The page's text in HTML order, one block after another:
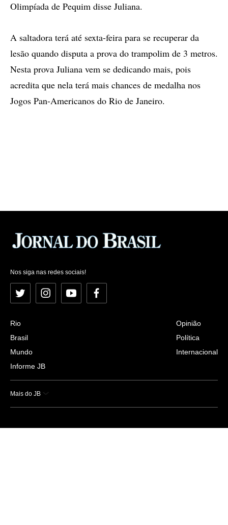
Olimpíada de Pequim disse Juliana.
A saltadora terá até sexta-feira para se recuperar da
lesão quando disputa a prova do trampolim de 3 metros.
Nesta prova Juliana vem se dedicando mais, pois
acredita que nela terá mais chances de medalha nos
Jogos Pan-Americanos do Rio de Janeiro.
Nos siga nas redes sociais!
Twitter InstagramYouTubeFacebook
Rio
Brasil
Mundo
Informe JB
Opinião
Política
Internacional
Mais do JB
Esportes